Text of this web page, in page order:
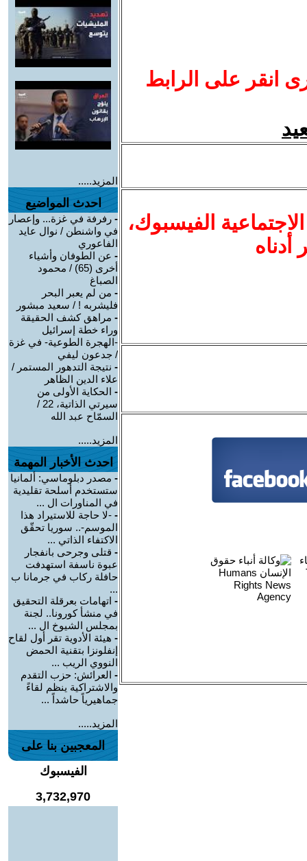
انقر على الرابط
الفيسبوك،
أدناه
المزيد.....
احدث المواضيع
- رفرفة في غزة... وإعصار
في واشنطن / نوال عايد
الفاعوري
- عن الطوفان وأشياء
أخرى (65) / محمود
الصباغ
- من لم يعبر البحر
فليشربه ! / سعيد مبشور
- مراهق كشف الحقيقة
وراء خطة إسرائيل
-الهجرة الطوعية- في غزة
/ جدعون ليفي
- نتيجة التدهور المستمر /
علاء الدين الظاهر
- الحكاية الأولى من
سيرتي الذاتية، 22 /
السمّاح عبد الله
المزيد.....
احدث الأخبار المهمة
- مصدر دبلوماسي: ألمانيا
ستستخدم أسلحة تقليدية
في المناورات ال ...
- -لا حاجة للاستيراد هذا
الموسم-.. سوريا تحقّق
الاكتفاء الذاتي ...
- قتلى وجرحى بانفجار
عبوة ناسفة استهدفت
حافلة ركاب في جرمانا ب
...
- اتهامات بعرقلة التحقيق
في منشأ كورونا.. لجنة
بمجلس الشيوخ ال ...
- هيئة الأدوية تقر أول لقاح
إنفلونزا بتقنية الحمض
النووي الريب ...
- العرائش: حزب التقدم
والاشتراكية ينظم لقاءً
جماهيرياً حاشداً ...
المزيد.....
المعجبين بنا على
الفيسبوك
3,732,970